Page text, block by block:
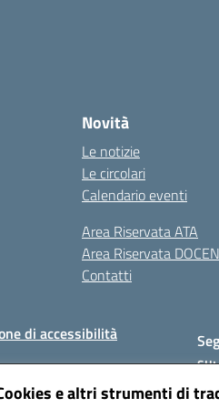
e altri strumenti di
Novità
Le notizie
Le circolari
Calendario eventi
Area Riservata ATA
Area Riservata
Contatti
di accessibilità
su: